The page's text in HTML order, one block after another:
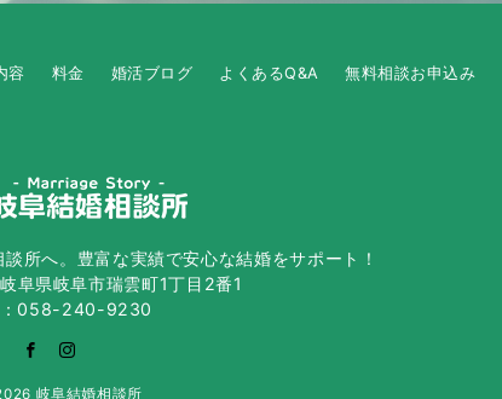
容 料金 婚活ブログ よくあるQ&A 無料相談お申込み
所へ。豊富な実績で安心な結婚をサポート！
県岐阜市瑞雲町1丁目2番1
058-240-9230
岐阜結婚相談所